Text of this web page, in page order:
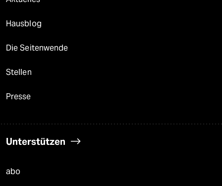
Hausblog
Die Seitenwende
Stellen
Presse
Unterstützen
abo